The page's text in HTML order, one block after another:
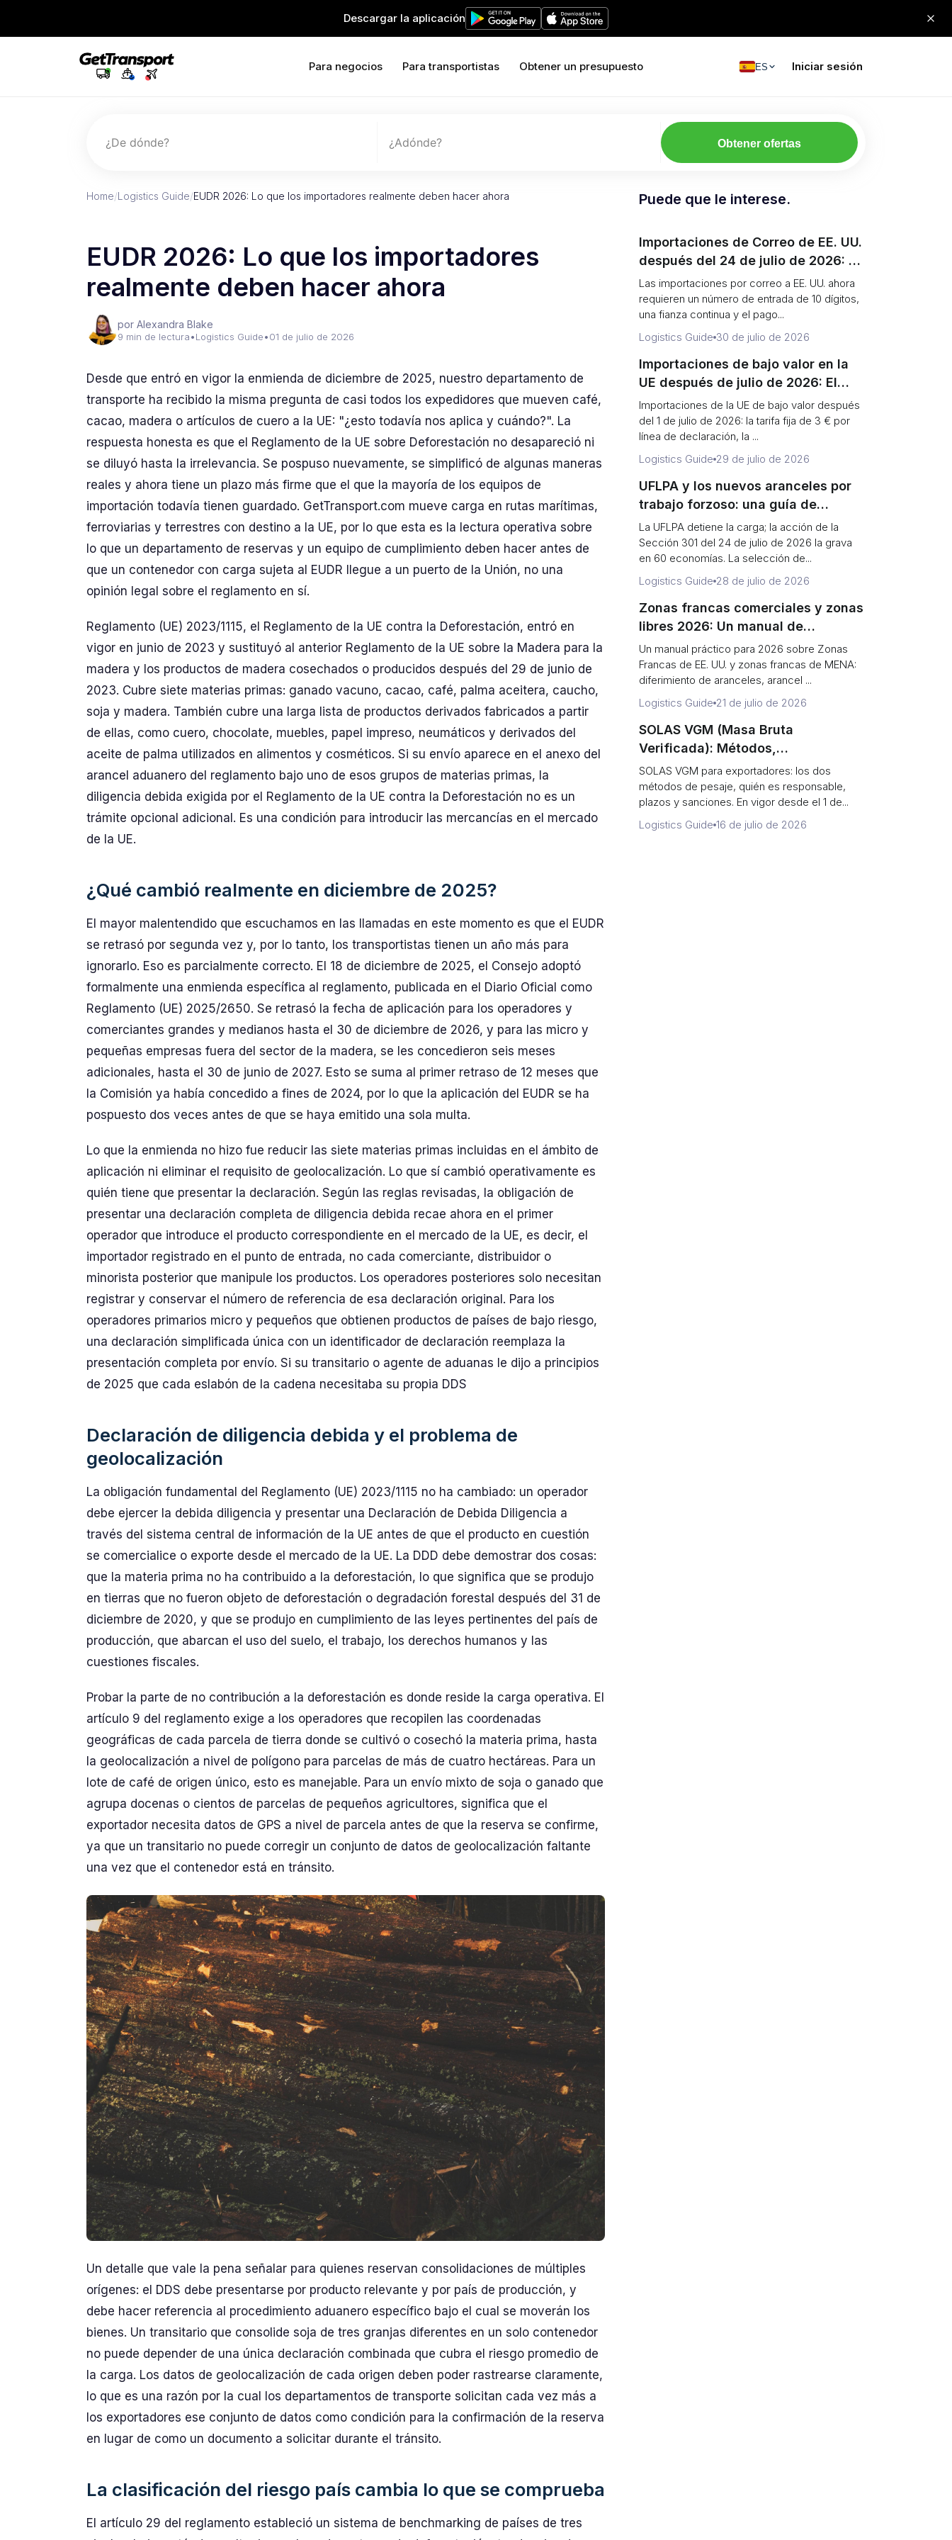
Descargar la aplicación
Para negocios Para transportistas Obtener un presupuesto ES Iniciar sesión
¿De dónde? ¿Adónde? Obtener ofertas
Home/Logistics Guide/EUDR 2026: Lo que los importadores realmente deben hacer ahora
EUDR 2026: Lo que los importadores
realmente deben hacer ahora
por Alexandra Blake
9 min de lectura•Logistics Guide•01 de julio de 2026
Desde que entró en vigor la enmienda de diciembre de 2025, nuestro departamento de
transporte ha recibido la misma pregunta de casi todos los expedidores que mueven café,
cacao, madera o artículos de cuero a la UE: "¿esto todavía nos aplica y cuándo?". La
respuesta honesta es que el Reglamento de la UE sobre Deforestación no desapareció ni
se diluyó hasta la irrelevancia. Se pospuso nuevamente, se simplificó de algunas maneras
reales y ahora tiene un plazo más firme que el que la mayoría de los equipos de
importación todavía tienen guardado. GetTransport.com mueve carga en rutas marítimas,
ferroviarias y terrestres con destino a la UE, por lo que esta es la lectura operativa sobre
lo que un departamento de reservas y un equipo de cumplimiento deben hacer antes de
que un contenedor con carga sujeta al EUDR llegue a un puerto de la Unión, no una
opinión legal sobre el reglamento en sí.
Reglamento (UE) 2023/1115, el Reglamento de la UE contra la Deforestación, entró en
vigor en junio de 2023 y sustituyó al anterior Reglamento de la UE sobre la Madera para la
madera y los productos de madera cosechados o producidos después del 29 de junio de
2023. Cubre siete materias primas: ganado vacuno, cacao, café, palma aceitera, caucho,
soja y madera. También cubre una larga lista de productos derivados fabricados a partir
de ellas, como cuero, chocolate, muebles, papel impreso, neumáticos y derivados del
aceite de palma utilizados en alimentos y cosméticos. Si su envío aparece en el anexo del
arancel aduanero del reglamento bajo uno de esos grupos de materias primas, la
diligencia debida exigida por el Reglamento de la UE contra la Deforestación no es un
trámite opcional adicional. Es una condición para introducir las mercancías en el mercado
de la UE.
¿Qué cambió realmente en diciembre de 2025?
El mayor malentendido que escuchamos en las llamadas en este momento es que el EUDR
se retrasó por segunda vez y, por lo tanto, los transportistas tienen un año más para
ignorarlo. Eso es parcialmente correcto. El 18 de diciembre de 2025, el Consejo adoptó
formalmente una enmienda específica al reglamento, publicada en el Diario Oficial como
Reglamento (UE) 2025/2650. Se retrasó la fecha de aplicación para los operadores y
comerciantes grandes y medianos hasta el 30 de diciembre de 2026, y para las micro y
pequeñas empresas fuera del sector de la madera, se les concedieron seis meses
adicionales, hasta el 30 de junio de 2027. Esto se suma al primer retraso de 12 meses que
la Comisión ya había concedido a fines de 2024, por lo que la aplicación del EUDR se ha
pospuesto dos veces antes de que se haya emitido una sola multa.
Lo que la enmienda no hizo fue reducir las siete materias primas incluidas en el ámbito de
aplicación ni eliminar el requisito de geolocalización. Lo que sí cambió operativamente es
quién tiene que presentar la declaración. Según las reglas revisadas, la obligación de
presentar una declaración completa de diligencia debida recae ahora en el primer
operador que introduce el producto correspondiente en el mercado de la UE, es decir, el
importador registrado en el punto de entrada, no cada comerciante, distribuidor o
minorista posterior que manipule los productos. Los operadores posteriores solo necesitan
registrar y conservar el número de referencia de esa declaración original. Para los
operadores primarios micro y pequeños que obtienen productos de países de bajo riesgo,
una declaración simplificada única con un identificador de declaración reemplaza la
presentación completa por envío. Si su transitario o agente de aduanas le dijo a principios
de 2025 que cada eslabón de la cadena necesitaba su propia DDS
Declaración de diligencia debida y el problema de
geolocalización
La obligación fundamental del Reglamento (UE) 2023/1115 no ha cambiado: un operador
debe ejercer la debida diligencia y presentar una Declaración de Debida Diligencia a
través del sistema central de información de la UE antes de que el producto en cuestión
se comercialice o exporte desde el mercado de la UE. La DDD debe demostrar dos cosas:
que la materia prima no ha contribuido a la deforestación, lo que significa que se produjo
en tierras que no fueron objeto de deforestación o degradación forestal después del 31 de
diciembre de 2020, y que se produjo en cumplimiento de las leyes pertinentes del país de
producción, que abarcan el uso del suelo, el trabajo, los derechos humanos y las
cuestiones fiscales.
Probar la parte de no contribución a la deforestación es donde reside la carga operativa. El
artículo 9 del reglamento exige a los operadores que recopilen las coordenadas
geográficas de cada parcela de tierra donde se cultivó o cosechó la materia prima, hasta
la geolocalización a nivel de polígono para parcelas de más de cuatro hectáreas. Para un
lote de café de origen único, esto es manejable. Para un envío mixto de soja o ganado que
agrupa docenas o cientos de parcelas de pequeños agricultores, significa que el
exportador necesita datos de GPS a nivel de parcela antes de que la reserva se confirme,
ya que un transitario no puede corregir un conjunto de datos de geolocalización faltante
una vez que el contenedor está en tránsito.
Un detalle que vale la pena señalar para quienes reservan consolidaciones de múltiples
orígenes: el DDS debe presentarse por producto relevante y por país de producción, y
debe hacer referencia al procedimiento aduanero específico bajo el cual se moverán los
bienes. Un transitario que consolide soja de tres granjas diferentes en un solo contenedor
no puede depender de una única declaración combinada que cubra el riesgo promedio de
la carga. Los datos de geolocalización de cada origen deben poder rastrearse claramente,
lo que es una razón por la cual los departamentos de transporte solicitan cada vez más a
los exportadores ese conjunto de datos como condición para la confirmación de la reserva
en lugar de como un documento a solicitar durante el tránsito.
La clasificación del riesgo país cambia lo que se comprueba
El artículo 29 del reglamento estableció un sistema de benchmarking de países de tres
Puede que le interese.
Importaciones de Correo de EE. UU.
después del 24 de julio de 2026: El
Nuevo Proceso de Entrada Postal y
el Tipo de Entrada 13
Las importaciones por correo a EE. UU. ahora
requieren un número de entrada de 10 dígitos,
una fianza continua y el pago...
Logistics Guide 30 de julio de 2026
Importaciones de bajo valor en la
UE después de julio de 2026: El
Arancel de las Parcelas de €3 y el
Manual de la IOSS
Importaciones de la UE de bajo valor después
del 1 de julio de 2026: la tarifa fija de 3 € por
línea de declaración, la ...
Logistics Guide 29 de julio de 2026
UFLPA y los nuevos aranceles por
trabajo forzoso: una guía de
cumplimiento de importaciones
para 2026
La UFLPA detiene la carga; la acción de la
Sección 301 del 24 de julio de 2026 la grava
en 60 economías. La selección de...
Logistics Guide 28 de julio de 2026
Zonas francas comerciales y zonas
libres 2026: Un manual de
diferimiento de aranceles
Un manual práctico para 2026 sobre Zonas
Francas de EE. UU. y zonas francas de MENA:
diferimiento de aranceles, arancel ...
Logistics Guide 21 de julio de 2026
SOLAS VGM (Masa Bruta
Verificada): Métodos,
Responsabilidad, Plazos y
Penalizaciones (Guía 2026)
SOLAS VGM para exportadores: los dos
métodos de pesaje, quién es responsable,
plazos y sanciones. En vigor desde el 1 de...
Logistics Guide 16 de julio de 2026